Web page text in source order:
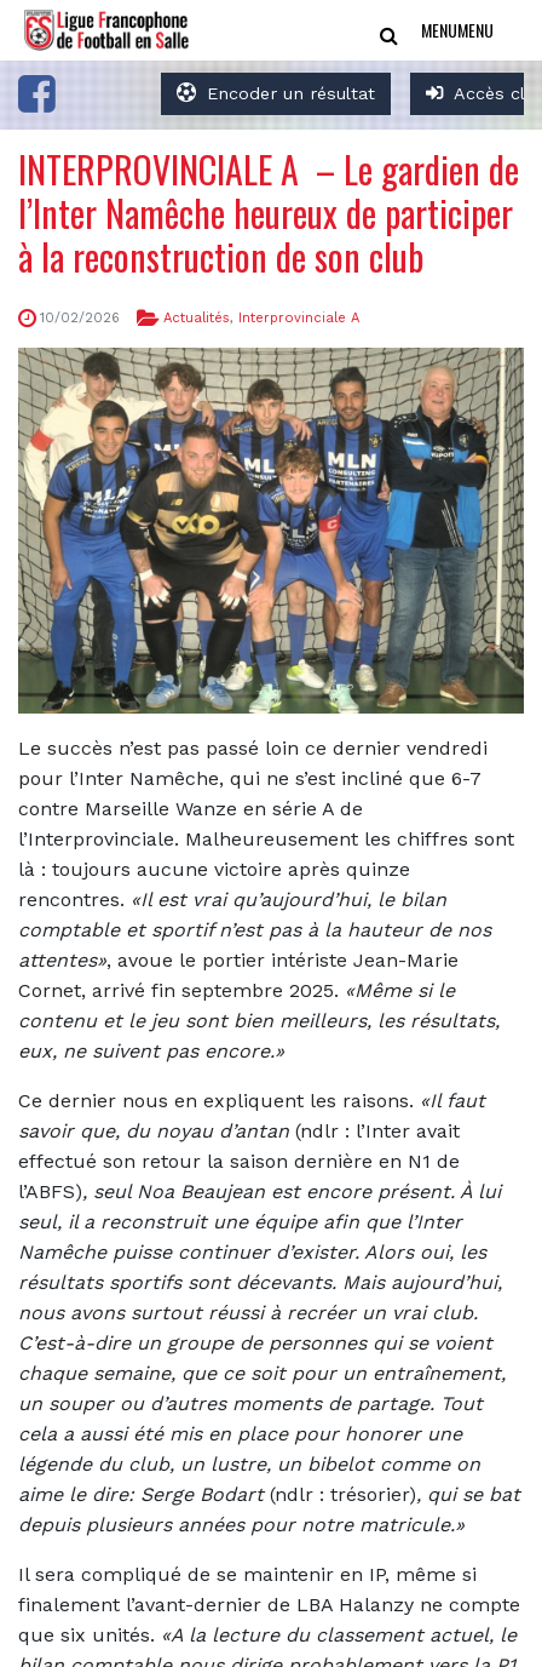
Encoder un résultat Accès
MENUMENU
INTERPROVINCIALE A – Le gardien de
l’Inter Namêche heureux de participer
à la reconstruction de son club
10/02/2026 Actualités, Interprovinciale A
Le succès n’est pas passé loin ce dernier vendredi
pour l’Inter Namêche, qui ne s’est incliné que 6-7
contre Marseille Wanze en série A de
l’Interprovinciale. Malheureusement les chiffres sont
là : toujours aucune victoire après quinze
rencontres. «Il est vrai qu’aujourd’hui, le bilan
comptable et sportif n’est pas à la hauteur de nos
attentes», avoue le portier intériste Jean-Marie
Cornet, arrivé fin septembre 2025. «Même si le
contenu et le jeu sont bien meilleurs, les résultats,
eux, ne suivent pas encore.»
Ce dernier nous en expliquent les raisons. «Il faut
savoir que, du noyau d’antan (ndlr : l’Inter avait
effectué son retour la saison dernière en N1 de
l’ABFS), seul Noa Beaujean est encore présent. À lui
seul, il a reconstruit une équipe afin que l’Inter
Namêche puisse continuer d’exister. Alors oui, les
résultats sportifs sont décevants. Mais aujourd’hui,
nous avons surtout réussi à recréer un vrai club.
C’est-à-dire un groupe de personnes qui se voient
chaque semaine, que ce soit pour un entraînement,
un souper ou d’autres moments de partage. Tout
cela a aussi été mis en place pour honorer une
légende du club, un lustre, un bibelot comme on
aime le dire: Serge Bodart(ndlr : trésorier), qui se bat
depuis plusieurs années pour notre matricule.»
Il sera compliqué de se maintenir en IP, même si
finalement l’avant-dernier de LBA Halanzy ne compte
que six unités. «A la lecture du classement actuel, le